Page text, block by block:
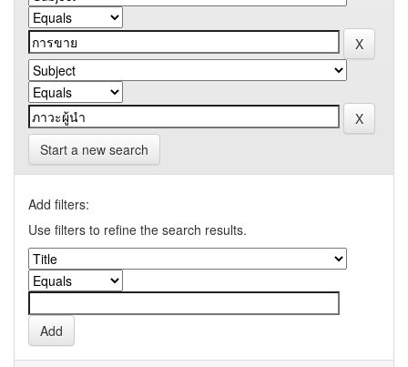
Start a new search
Add filters:
Use filters to refine the search results.